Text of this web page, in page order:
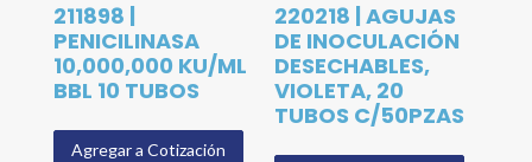
211898 |
PENICILINASA
10,000,000 KU/ML
BBL 10 TUBOS
Agregar a Cotización
220218 | AGUJAS
DE INOCULACIÓN
DESECHABLES,
VIOLETA, 20
TUBOS C/50PZAS